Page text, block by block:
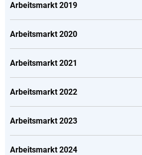
Arbeitsmarkt 2019
Arbeitsmarkt 2020
Arbeitsmarkt 2021
Arbeitsmarkt 2022
Arbeitsmarkt 2023
Arbeitsmarkt 2024